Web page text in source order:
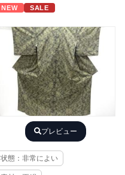
NEW SALE
プレビュー
状態：非常によい